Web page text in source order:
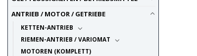
ANTRIEB / MOTOR / GETRIEBE
KETTEN-ANTRIEB
RIEMEN-ANTRIEB / VARIOMAT
MOTOREN (KOMPLETT)